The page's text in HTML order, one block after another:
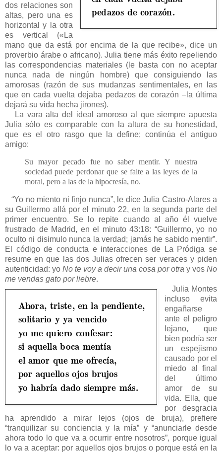
dos relaciones son
altas, pero una es
horizontal y la otra
es vertical («La
mano que da está por encima de la que recibe», dice un
proverbio árabe o africano). Julia tiene más éxito repeliendo
las correspondencias materiales (le basta con no aceptar
nunca nada de ningún hombre) que consiguiendo las
amorosas (razón de sus mudanzas sentimentales, en las
que en cada vuelta dejaba pedazos de corazón –la última
dejará su vida hecha jirones).
La vara alta del ideal amoroso al que siempre apuesta
Julia sólo es comparable con la altura de su honestidad,
que es el otro rasgo que la define; continúa el antiguo
amigo:
Su mayor pecado fue no saber mentir. Y nuestra
sociedad puede perdonar que se falte a las leyes de la
moral, pero a las de la hipocresía, no.
“Yo no miento ni finjo nunca”, le dice Julia Castro-Alares a
su Guillermo allá por el minuto 22, en la segunda parte del
primer encuentro. Se lo repite cuando al año él vuelve
frustrado de Madrid, en el minuto 43:18: “Guillermo, yo no
oculto ni disimulo nunca la verdad; jamás he sabido mentir”.
El código de conducta e interacciones de La Pródiga se
resume en que las dos Julias ofrecen ser veraces y piden
autenticidad: yo No te voy a decir una cosa por otra y vos No
me vendas gato por liebre.
Julia Montes
incluso evita
engañarse
ante el peligro
lejano, que
bien podría ser
un espejismo
causado por el
miedo al final
del último
amor de su
vida. Ella, que
por desgracia
ha aprendido a mirar lejos (ojos de bruja), prefiere
“tranquilizar su conciencia y la mía” y “anunciarle desde
ahora todo lo que va a ocurrir entre nosotros”, porque igual
lo va a aceptar: por aquellos ojos brujos o porque está en la